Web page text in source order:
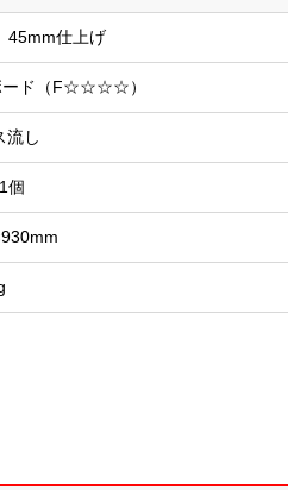
仕上げ
ード（F☆☆☆☆）
流し
個